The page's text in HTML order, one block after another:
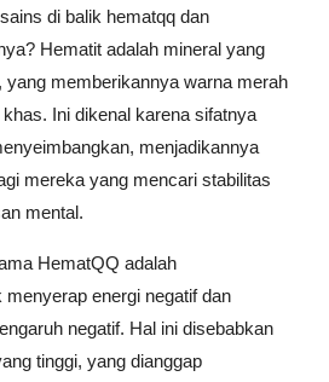
di balik hematqq dan
Hematit adalah mineral yang
yang memberikannya warna merah
Ini dikenal karena sifatnya
menjadikannya
mereka yang mencari stabilitas
mental.
HematQQ adalah
energi negatif dan
negatif. Hal ini disebabkan
tinggi, yang dianggap